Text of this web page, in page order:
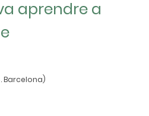
aprendre a
Barcelona)